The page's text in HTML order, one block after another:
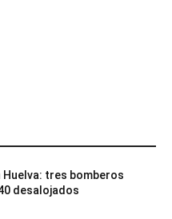
Huelva: tres bomberos
desalojados